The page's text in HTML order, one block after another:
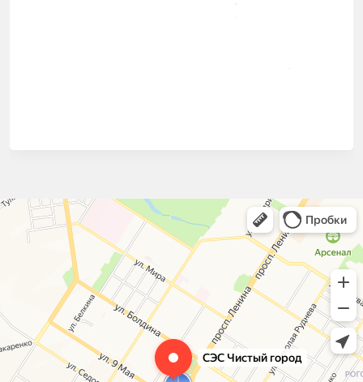
СЭС Чистый город
Дезинфекция, дезинсекция, дератизация в Туле